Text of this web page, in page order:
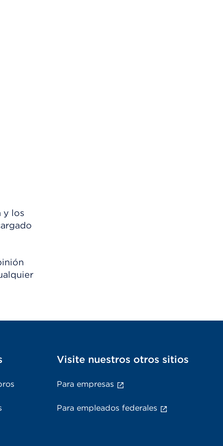
y los
Visite nuestros otros sitios
Para empresas
Para empleados federales